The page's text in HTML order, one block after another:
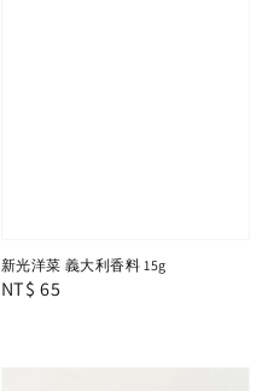
新光洋菜 義大利香料 15g
Regular
NT$ 65